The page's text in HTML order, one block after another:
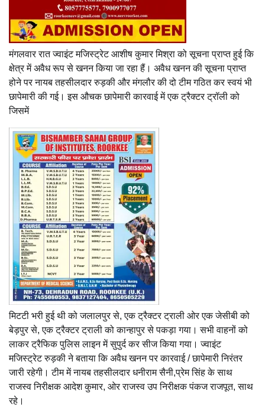
मंगलवार रात ज्वाइंट मजिस्ट्रेट आशीष कुमार मिश्रा को सूचना प्राप्त हुई कि
क्षेत्र में अवैध रूप से खनन किया जा रहा हैं। अवैध खनन की सूचना प्राप्त
होने पर नायब तहसीलदार रुड़की और मंगलौर की दो टीम गठित कर स्वयं भी
छापेमारी की गई। इस औचक छापेमारी कारवाई में एक ट्रैक्टर ट्रॉली को
जिसमें
मिटटी भरी हुई थी को जलालपुर से, एक ट्रैक्टर ट्राली ओर एक जेसीबी को
बेड़पुर से, एक ट्रैक्टर ट्राली को कान्हापुर से पकड़ा गया। सभी वाहनों को
लाकर ट्रैफिक पुलिस लाइन में सुपुर्द कर सीज किया गया। ज्वाइंट
मजिस्ट्रेट रुड़की ने बताया कि अवैध खनन पर कारवाई / छापेमारी निरंतर
जारी रहेगी। टीम में नायब तहसीलदार धनीराम सैनी,प्रेम सिंह के साथ
राजस्व निरीक्षक आदेश कुमार, ओर राजस्व उप निरीक्षक पंकज राजपूत, साथ
रहे।